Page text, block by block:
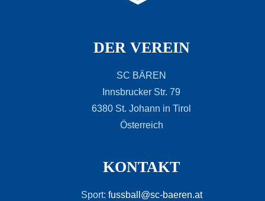
DER VEREIN
SC BÄREN
Innsbrucker Str. 79
6380 St. Johann in Tirol
Österreich
KONTAKT
Sport: fussball@sc-baeren.at